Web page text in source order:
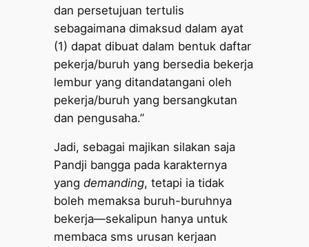
dan persetujuan tertulis
sebagaimana dimaksud dalam ayat
(1) dapat dibuat dalam bentuk daftar
pekerja/buruh yang bersedia bekerja
lembur yang ditandatangani oleh
pekerja/buruh yang bersangkutan
dan pengusaha.”
Jadi, sebagai majikan silakan saja
Pandji bangga pada karakternya
yangdemanding, tetapi ia tidak
boleh memaksa buruh-buruhnya
bekerja—sekalipun hanya untuk
membaca sms urusan kerjaan